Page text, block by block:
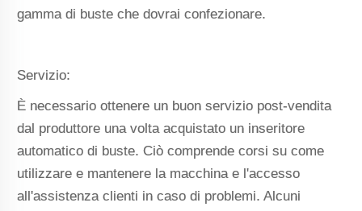
gamma di buste che dovrai confezionare.
Servizio:
È necessario ottenere un buon servizio post-vendita
dal produttore una volta acquistato un inseritore
automatico di buste. Ciò comprende corsi su come
utilizzare e mantenere la macchina e l'accesso
all'assistenza clienti in caso di problemi. Alcuni